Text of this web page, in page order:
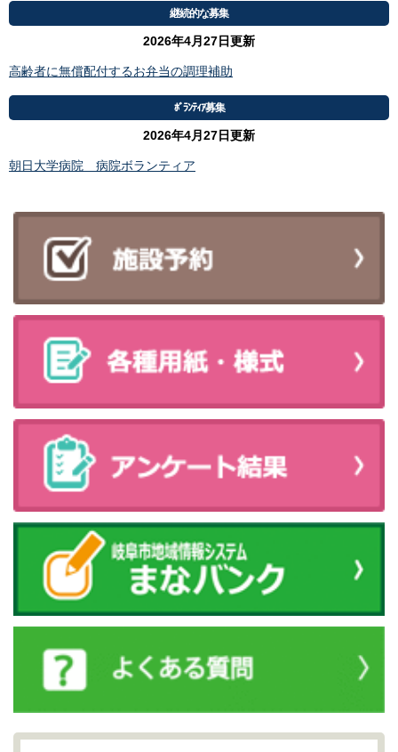
継続的な募集
2026年4月27日更新
高齢者に無償配付するお弁当の調理補助
ﾎﾞﾗﾝﾃｨｱ募集
2026年4月27日更新
朝日大学病院 病院ボランティア